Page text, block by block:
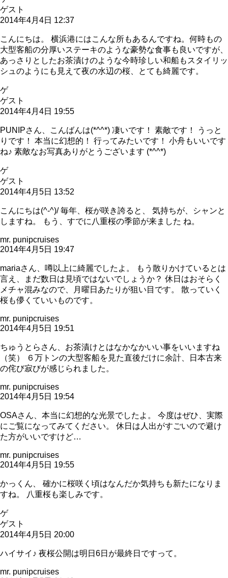
ゲスト
2014年4月4日 12:37
こんにちは。 横浜港にはこんな所もあるんですね。何時もの
大型客船の分厚いステーキのような豪勢な食事も良いですが、
あっさりとしたお茶漬けのような今時珍しい和船もスタイリッ
シュのようにも見えて夜の水辺の桜、とても綺麗です。
ゲ
ゲスト
2014年4月4日 19:55
PUNIPさん、こんばんは(*^^*) 凄いです！ 素敵です！ うっと
りです！ 本当に幻想的！ 行ってみたいです！ 小舟もいいです
ね♪ 素敵なお写真ありがとうございます (*^^*)
ゲ
ゲスト
2014年4月5日 13:52
こんにちは(^-^)/ 毎年、桜が咲き誇ると、 気持ちが、シャンと
しますね。 もう、すでに八重桜の季節が来ました ね。
mr. punipcruises
2014年4月5日 19:47
mariaさん、噂以上に綺麗でしたよ。 もう散りかけているとは
言え、まだ数日は見頃ではないでしょうか？ 休日はおそらく
メチャ混みなので、月曜日あたりが狙い目です。 散っていく
桜も儚くていいものです。
mr. punipcruises
2014年4月5日 19:51
ちゅうとらさん、お茶漬けとはなかなかいい事をいいますね
（笑） ６万トンの大型客船を見た直後だけに余計、日本古来
の侘び寂びが感じられました。
mr. punipcruises
2014年4月5日 19:54
OSAさん、本当に幻想的な光景でしたよ。 今度はぜひ、実際
にご覧になってみてください。 休日は人出がすごいので避け
た方がいいですけど…
mr. punipcruises
2014年4月5日 19:55
かっくん、 確かに桜咲く頃はなんだか気持ちも新たになりま
すね。 八重桜も楽しみです。
ゲ
ゲスト
2014年4月5日 20:00
ハイサイ♪ 夜桜公開は明日6日が最終日ですって。
mr. punipcruises